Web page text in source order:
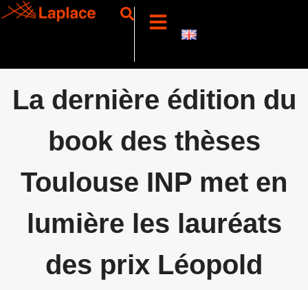
La dernière édition du
book des thèses
Toulouse INP met en
lumière les lauréats
des prix Léopold